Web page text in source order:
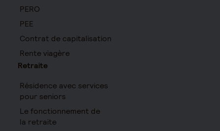
PERO
PEE
Contrat de capitalisation
Rente viagère
Retraite
Résidence avec services
pour seniors
Le fonctionnement de
la retraite